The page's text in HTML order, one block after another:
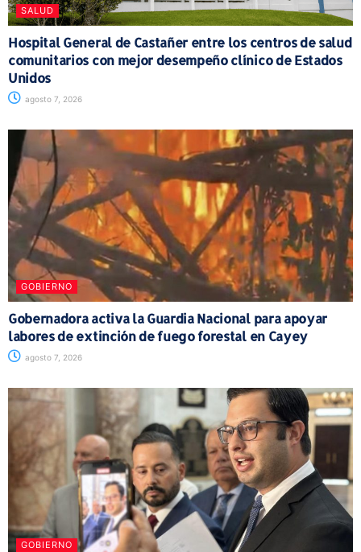
SALUD
Hospital General de Castañer entre los centros de salud
comunitarios con mejor desempeño clínico de Estados
Unidos
agosto 7, 2026
GOBIERNO
Gobernadora activa la Guardia Nacional para apoyar
labores de extinción de fuego forestal en Cayey
agosto 7, 2026
GOBIERNO